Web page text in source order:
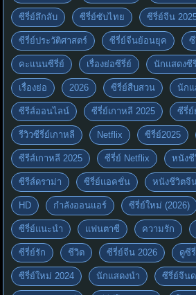
ซีรี่ย์ลึกลับ ซีรี่ย์ซับไทย ซีรี่ย์จีน
ซีรี่ย์ประวัติศาสตร์ ซีรี่ย์จีนย้อนยุค
คะแนนซีรี่ย์ เรื่องย่อซีรี่ย์ นักแสดงซี
เรื่องย่อ 2026 ซีรี่ย์สืบสวน นักแ
ซีรีส์ออนไลน์ ซีรี่ย์เกาหลี 2025 ซีรี่ย์
รีวิวซีรี่ย์เกาหลี Netflix ซีรี่ย์2025
ซีรีส์เกาหลี 2025 ซีรี่ย์ Netflix หนังชี
ซีรีส์ดราม่า ซีรี่ย์แอคชั่น หนังชีวิตจี
HD กำลังออนแอร์ ซีรี่ย์ใหม่ (2026)
ซีรี่ย์แนะนำ แฟนตาซี ความรัก
ซีรี่ย์รัก ชีวิต ซีรี่ย์จีน 2026 ดูซี
ซีรี่ย์ใหม่ 2024 นักแสดงนำ ซีรี่ย์จีน